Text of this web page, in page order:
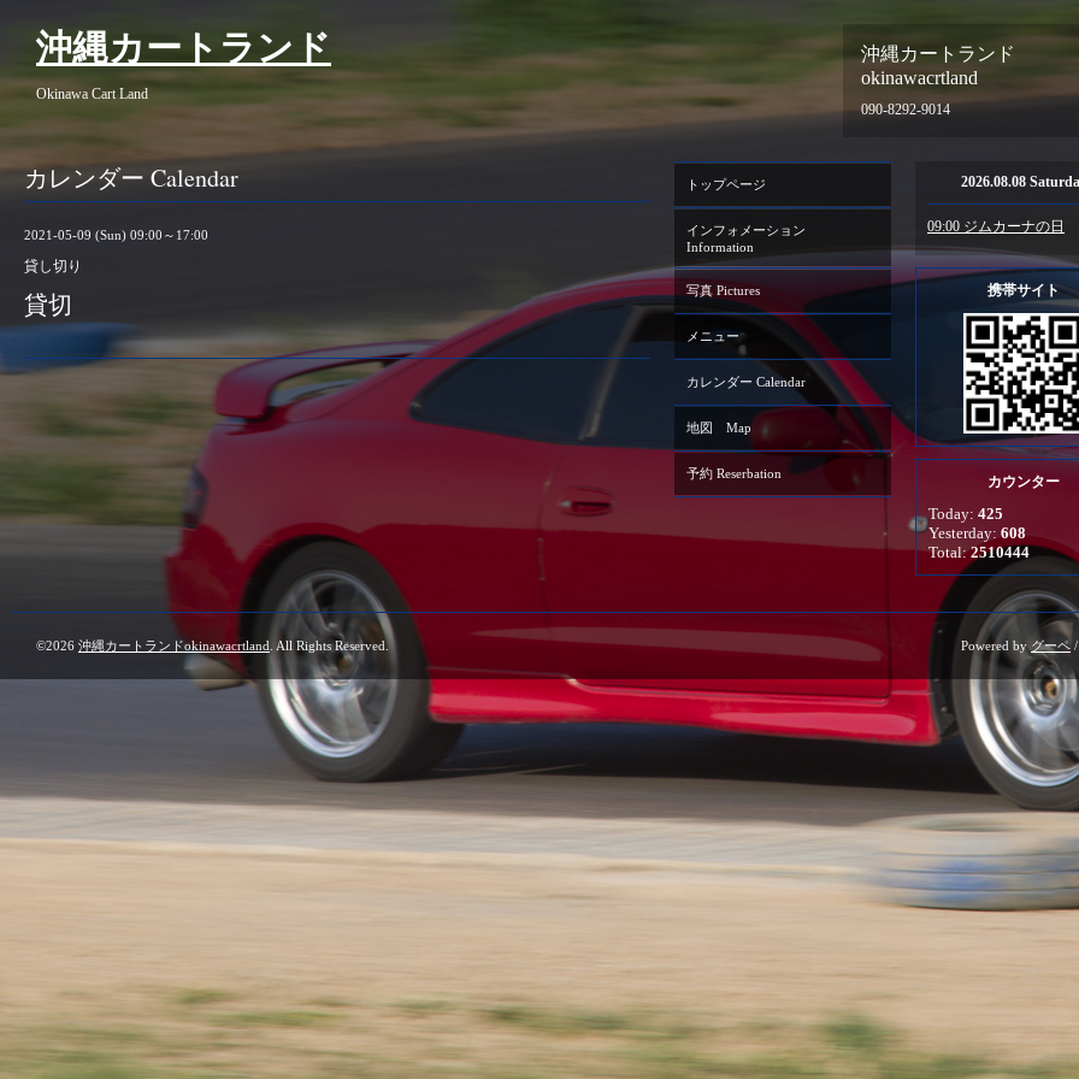
沖縄カートランド
okinawacrtland
090-8292-9014
沖縄カートランド
Okinawa Cart Land
カレンダー Calendar
2021-05-09 (Sun) 09:00～17:00
貸し切り
貸切
トップページ
インフォメーション
Information
写真 Pictures
メニュー
カレンダー Calendar
地図 Map
予約 Reserbation
2026.08.08
09:00 ジムカーナの日
携帯サイト
カウンター
Today: 425
Yesterday: 608
Total:2510444
©2026 沖縄カートランドokinawacrtland . All Rights Reserved. Powered by グーペ